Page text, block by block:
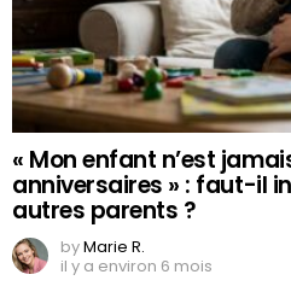
« Mon enfant n’est
anniversaires » : faut-il
autres parents ?
byMarie R.
il y a environ 6 mois